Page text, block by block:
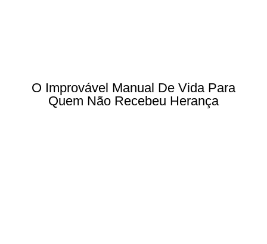
O Improvável Manual De Vida Para
Quem Não Recebeu Herança